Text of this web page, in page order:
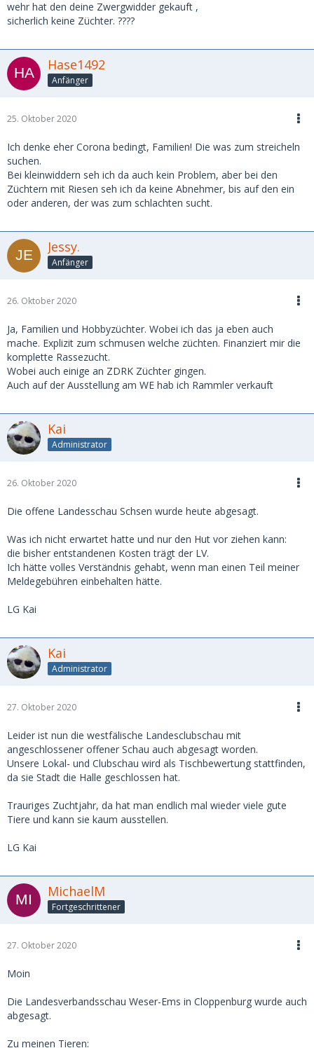
wehr hat den deine Zwergwidder gekauft ,
sicherlich keine Züchter. ????
Hase1492
Anfänger
25. Oktober 2020
Ich denke eher Corona bedingt, Familien! Die was zum streicheln
suchen.
Bei kleinwiddern seh ich da auch kein Problem, aber bei den
Züchtern mit Riesen seh ich da keine Abnehmer, bis auf den ein
oder anderen, der was zum schlachten sucht.
Jessy.
Anfänger
26. Oktober 2020
Ja, Familien und Hobbyzüchter. Wobei ich das ja eben auch
mache. Explizit zum schmusen welche züchten. Finanziert mir die
komplette Rassezucht.
Wobei auch einige an ZDRK Züchter gingen.
Auch auf der Ausstellung am WE hab ich Rammler verkauft
Kai
Administrator
26. Oktober 2020
Die offene Landesschau Schsen wurde heute abgesagt.
Was ich nicht erwartet hatte und nur den Hut vor ziehen kann:
die bisher entstandenen Kosten trägt der LV.
Ich hätte volles Verständnis gehabt, wenn man einen Teil meiner
Meldegebühren einbehalten hätte.
LG Kai
Kai
Administrator
27. Oktober 2020
Leider ist nun die westfälische Landesclubschau mit
angeschlossener offener Schau auch abgesagt worden.
Unsere Lokal- und Clubschau wird als Tischbewertung stattfinden,
da sie Stadt die Halle geschlossen hat.
Trauriges Zuchtjahr, da hat man endlich mal wieder viele gute
Tiere und kann sie kaum ausstellen.
LG Kai
MichaelM
Fortgeschrittener
27. Oktober 2020
Moin
Die Landesverbandsschau Weser-Ems in Cloppenburg wurde auch
abgesagt.
Zu meinen Tieren: